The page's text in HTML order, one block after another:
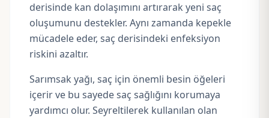
derisinde kan dolaşımını artırarak yeni saç
oluşumunu destekler. Aynı zamanda kepekle
mücadele eder, saç derisindeki enfeksiyon
riskini azaltır.
Sarımsak yağı, saç için önemli besin öğeleri
içerir ve bu sayede saç sağlığını korumaya
yardımcı olur. Seyreltilerek kullanılan olan